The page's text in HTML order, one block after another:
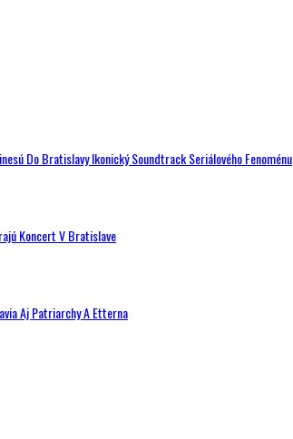
Do Bratislavy Ikonický Soundtrack Seriálového Fenoménu
Koncert V Bratislave
Aj Patriarchy A Etterna